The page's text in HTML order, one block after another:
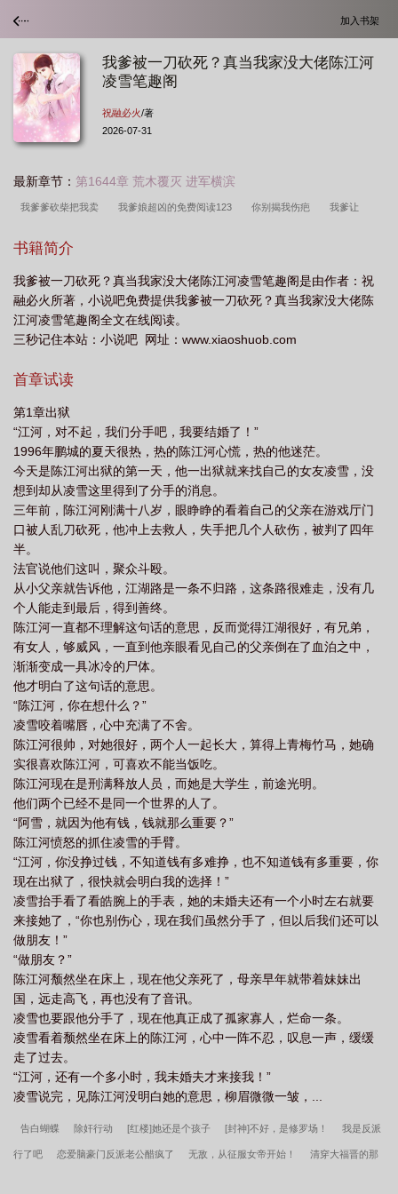
加入书架
我爹被一刀砍死？真当我家没大佬陈江河
凌雪笔趣阁
祝融必火/著
2026-07-31
最新章节： 第1644章 荒木覆灭 进军横滨
我爹爹砍柴把我卖 我爹娘超凶的免费阅读123 你别揭我伤疤 我爹让
钱 我爹娘超凶的全文免费阅读
爹早就死了 我不愿为
书籍简介
我爹被一刀砍死？真当我家没大佬陈江河凌雪笔趣阁是由作者：祝
融必火所著，小说吧免费提供我爹被一刀砍死？真当我家没大佬陈
江河凌雪笔趣阁全文在线阅读。
三秒记住本站：小说吧 网址：www.xiaoshuob.com
首章试读
第1章出狱
“江河，对不起，我们分手吧，我要结婚了！”
1996年鹏城的夏天很热，热的陈江河心慌，热的他迷茫。
今天是陈江河出狱的第一天，他一出狱就来找自己的女友凌雪，没
想到却从凌雪这里得到了分手的消息。
三年前，陈江河刚满十八岁，眼睁睁的看着自己的父亲在游戏厅门
口被人乱刀砍死，他冲上去救人，失手把几个人砍伤，被判了四年
半。
法官说他们这叫，聚众斗殴。
从小父亲就告诉他，江湖路是一条不归路，这条路很难走，没有几
个人能走到最后，得到善终。
陈江河一直都不理解这句话的意思，反而觉得江湖很好，有兄弟，
有女人，够威风，一直到他亲眼看见自己的父亲倒在了血泊之中，
渐渐变成一具冰冷的尸体。
他才明白了这句话的意思。
“陈江河，你在想什么？”
凌雪咬着嘴唇，心中充满了不舍。
陈江河很帅，对她很好，两个人一起长大，算得上青梅竹马，她确
实很喜欢陈江河，可喜欢不能当饭吃。
陈江河现在是刑满释放人员，而她是大学生，前途光明。
他们两个已经不是同一个世界的人了。
“阿雪，就因为他有钱，钱就那么重要？”
陈江河愤怒的抓住凌雪的手臂。
“江河，你没挣过钱，不知道钱有多难挣，也不知道钱有多重要，你
现在出狱了，很快就会明白我的选择！”
凌雪抬手看了看皓腕上的手表，她的未婚夫还有一个小时左右就要
来接她了，“你也别伤心，现在我们虽然分手了，但以后我们还可以
做朋友！”
“做朋友？”
陈江河颓然坐在床上，现在他父亲死了，母亲早年就带着妹妹出
国，远走高飞，再也没有了音讯。
凌雪也要跟他分手了，现在他真正成了孤家寡人，烂命一条。
凌雪看着颓然坐在床上的陈江河，心中一阵不忍，叹息一声，缓缓
走了过去。
“江河，还有一个多小时，我未婚夫才来接我！”
凌雪说完，见陈江河没明白她的意思，柳眉微微一皱，...
告白蝴蝶 除奸行动 [红楼]她还是个孩子 [封神]不好，是修罗场！ 我是反派
行了吧 恋爱脑豪门反派老公醋疯了 无敌，从征服女帝开始！ 清穿大福晋的那